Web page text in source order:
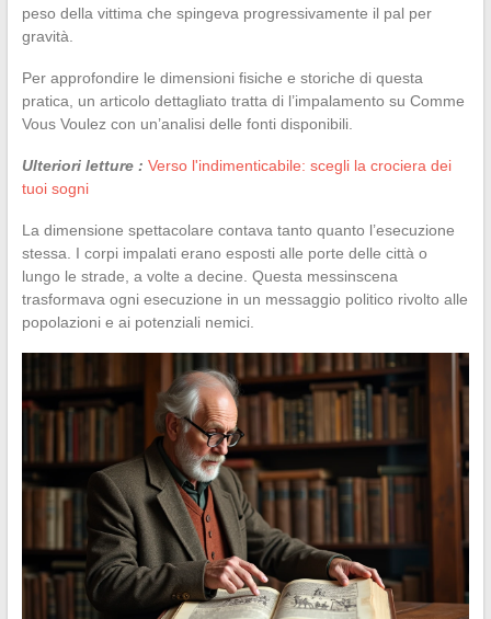
peso della vittima che spingeva progressivamente il pal per
gravità.
Per approfondire le dimensioni fisiche e storiche di questa
pratica, un articolo dettagliato tratta di l’impalamento su Comme
Vous Voulez con un’analisi delle fonti disponibili.
Ulteriori letture : Verso l'indimenticabile: scegli la crociera dei
tuoi sogni
La dimensione spettacolare contava tanto quanto l’esecuzione
stessa. I corpi impalati erano esposti alle porte delle città o
lungo le strade, a volte a decine. Questa messinscena
trasformava ogni esecuzione in un messaggio politico rivolto alle
popolazioni e ai potenziali nemici.